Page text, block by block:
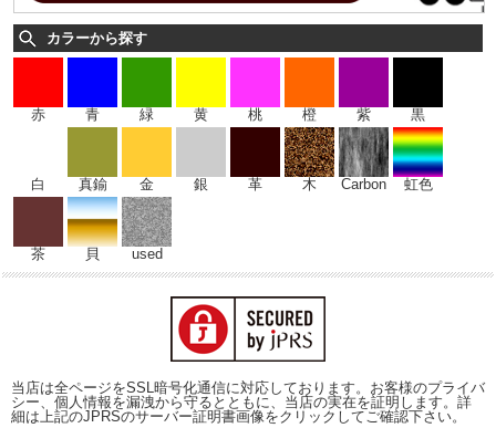
カラーから探す
赤 青 緑 黄 桃 橙 紫 黒
白 真鍮 金 銀 革 木 Carbon 虹色
茶 貝 used
当店は全ページをSSL暗号化通信に対応しております。お客様のプライバ
シー、個人情報を漏洩から守るとともに、当店の実在を証明します。詳
細は上記のJPRSのサーバー証明書画像をクリックしてご確認下さい。